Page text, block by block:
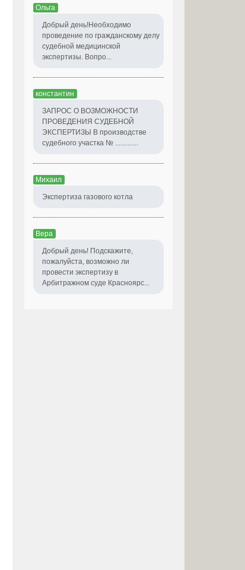
Ольга
Добрый день!Необходимо
проведение по гражданскому делу
судебной медицинской
экспертизы. Вопро...
константин
ЗАПРОС О ВОЗМОЖНОСТИ
ПРОВЕДЕНИЯ СУДЕБНОЙ
ЭКСПЕРТИЗЫ В производстве
судебного участка № .............
Михаил
Экспертиза газового котла
Вера
Добрый день! Подскажите,
пожалуйста, возможно ли
провести экспертизу в
Арбитражном суде Красноярс...